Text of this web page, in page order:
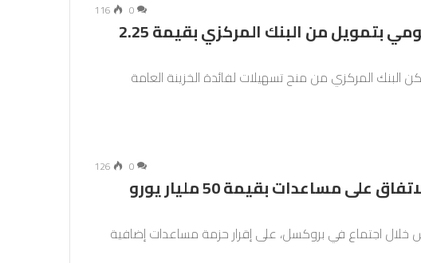
0
116
البرلمان يصادق على طلب حكومي بتمويل من البنك المركزي بقيمة 2.25
البنك المركزي من منح تسهيلات لفائدة الخزينة العامة
0
126
دول الاتحاد الأوروبي تتوصل لاتفاق على مساعدات بقيمة 50 مليار يورو
الأوروبي الـ27 الخميس خلال اجتماع في بروكسل، على إقرار حزمة مساعدات إضافية